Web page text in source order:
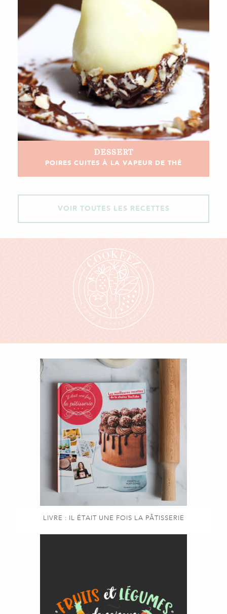
DESSERT
POIRES CUITES À LA VAPEUR DE THÉ
VOIR TOUTES LES RECETTES
LIVRE : IL ÉTAIT UNE FOIS LA PÂTISSERIE